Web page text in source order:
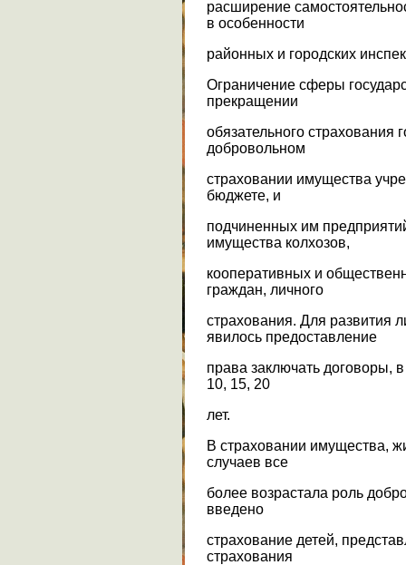
расширение
в особенности
районных и городских
Ограничение сферы
прекращении
обязательного страхования
добровольном
страховании имущества
бюджете, и
подчиненных им
имущества колхозов,
кооперативных и
граждан, личного
страхования. Для развития
явилось предоставление
права заключать договоры,
10, 15, 20
лет.
В страховании имущества,
случаев все
более возрастала роль
введено
страхование детей,
страхования